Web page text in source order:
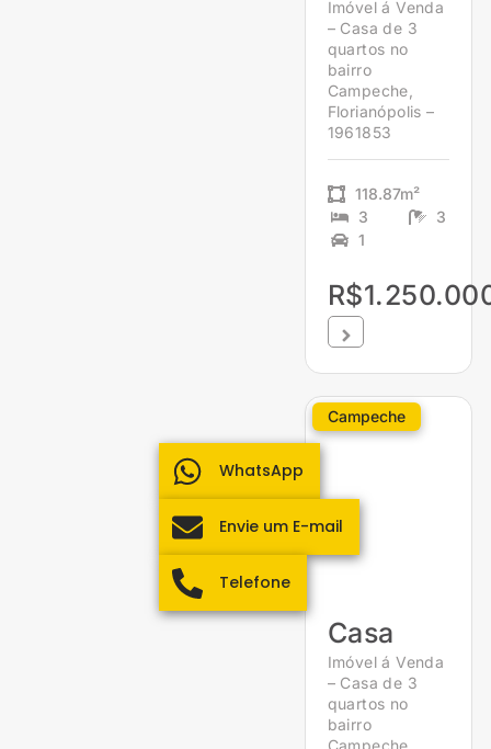
Imóvel á Venda
– Casa de 3
quartos no
bairro
Campeche,
Florianópolis –
1961853
118.87m²
3
3
1
Campeche
Casa
Imóvel á Venda
– Casa de 3
quartos no
bairro
WhatsApp
Envie um E-mail
Telefone